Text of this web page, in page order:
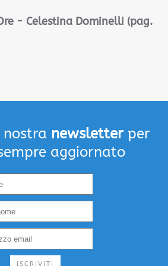
- Celestina Dominelli (pag.
newsletterper
aggiornato
ISCRIVITI